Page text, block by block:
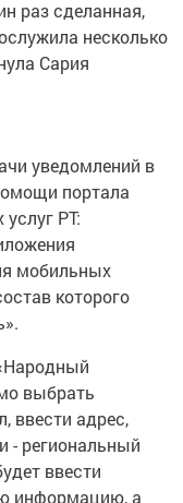
раз сделанная,
несколько
Сария
уведомлений в
портала
РТ:
мобильных
которого
выбрать
ввести адрес,
- региональный
ввести
информацию, а